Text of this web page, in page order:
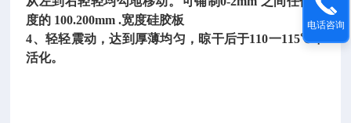
度的 100.200mm .宽度硅胶板
4、轻轻震动，达到厚薄均匀，晾干后于110一115℃中
活化。
电话咨询